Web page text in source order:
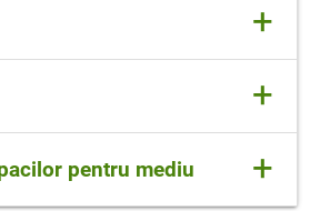
+
+
cel mai mult în timpul
când au suficientă lumină
pentru mediu +